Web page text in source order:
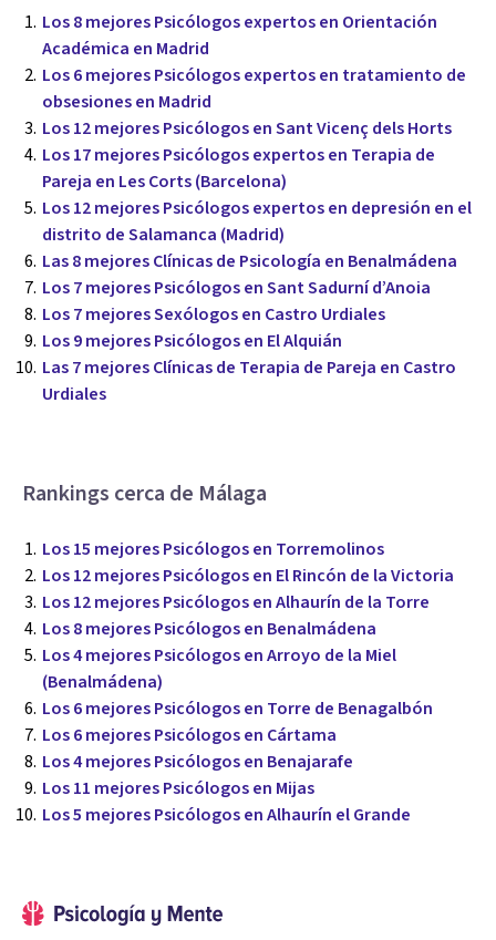
Los 8 mejores Psicólogos expertos en Orientación
Académica en Madrid
Los 6 mejores Psicólogos expertos en tratamiento de
obsesiones en Madrid
Los 12 mejores Psicólogos en Sant Vicenç dels Horts
Los 17 mejores Psicólogos expertos en Terapia de
Pareja en Les Corts (Barcelona)
Los 12 mejores Psicólogos expertos en depresión en el
distrito de Salamanca (Madrid)
Las 8 mejores Clínicas de Psicología en Benalmádena
Los 7 mejores Psicólogos en Sant Sadurní d’Anoia
Los 7 mejores Sexólogos en Castro Urdiales
Los 9 mejores Psicólogos en El Alquián
Las 7 mejores Clínicas de Terapia de Pareja en Castro
Urdiales
Rankings cerca de Málaga
Los 15 mejores Psicólogos en Torremolinos
Los 12 mejores Psicólogos en El Rincón de la Victoria
Los 12 mejores Psicólogos en Alhaurín de la Torre
Los 8 mejores Psicólogos en Benalmádena
Los 4 mejores Psicólogos en Arroyo de la Miel
(Benalmádena)
Los 6 mejores Psicólogos en Torre de Benagalbón
Los 6 mejores Psicólogos en Cártama
Los 4 mejores Psicólogos en Benajarafe
Los 11 mejores Psicólogos en Mijas
Los 5 mejores Psicólogos en Alhaurín el Grande